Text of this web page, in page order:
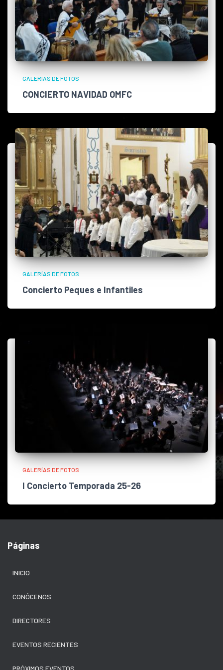
GALERÍAS DE FOTOS
CONCIERTO NAVIDAD OMFC
GALERÍAS DE FOTOS
Concierto Peques e Infantiles
GALERÍAS DE FOTOS
I Concierto Temporada 25-26
Páginas
INICIO
CONÓCENOS
DIRECTORES
EVENTOS RECIENTES
PRÓXIMOS EVENTOS